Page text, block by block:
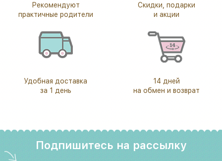
Рекомендуют
практичные родители
Скидки, подарки
и акции
Удобная доставка
за 1 день
14 дней
на обмен и возврат
Подпишитесь на рассылку